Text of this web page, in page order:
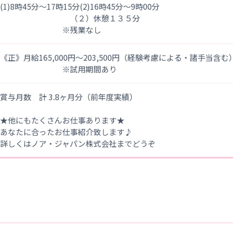
(1)8時45分～17時15分(2)16時45分～9時00分
（２）休憩１３５分
※残業なし
《正》月給165,000円～203,500円（経験考慮による・諸手当含む
※試用期間あり
賞与月数 計 3.8ヶ月分（前年度実績）
★他にもたくさんお仕事あります★
あなたに合ったお仕事紹介致します♪
詳しくはノア・ジャパン株式会社までどうぞ